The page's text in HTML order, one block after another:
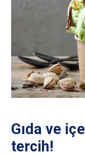
Gıda ve
tercih!